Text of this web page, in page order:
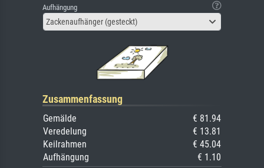
Aufhängung
Zackenaufhänger (gesteckt)
Zusammenfassung
Gemälde
€ 81.94
Veredelung
€ 13.81
Keilrahmen
€ 45.04
Aufhängung
€ 1.10